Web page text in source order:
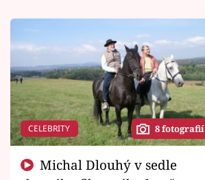
CELEBRITY 8 fotografií